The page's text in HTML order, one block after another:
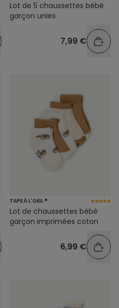
Lot de 5 chaussettes bébé
garçon unies
7,99 €
TAPE À L'OEIL ®
Lot de chaussettes bébé
garçon imprimées coton
6,99 €